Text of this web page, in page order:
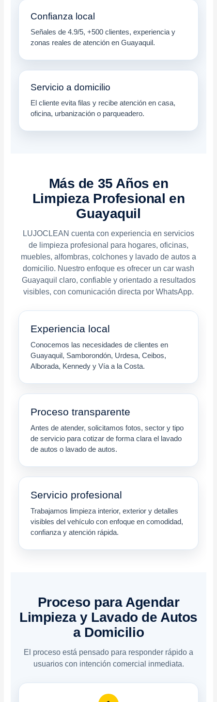
Confianza local
Señales de 4.9/5, +500 clientes, experiencia y
zonas reales de atención en Guayaquil.
Servicio a domicilio
El cliente evita filas y recibe atención en casa,
oficina, urbanización o parqueadero.
Más de 35 Años en
Limpieza Profesional en
Guayaquil
LUJOCLEAN cuenta con experiencia en servicios
de limpieza profesional para hogares, oficinas,
muebles, alfombras, colchones y lavado de autos a
domicilio. Nuestro enfoque es ofrecer un car wash
Guayaquil claro, confiable y orientado a resultados
visibles, con comunicación directa por WhatsApp.
Experiencia local
Conocemos las necesidades de clientes en
Guayaquil, Samborondón, Urdesa, Ceibos,
Alborada, Kennedy y Vía a la Costa.
Proceso transparente
Antes de atender, solicitamos fotos, sector y tipo
de servicio para cotizar de forma clara el lavado
de autos o lavado de autos.
Servicio profesional
Trabajamos limpieza interior, exterior y detalles
visibles del vehículo con enfoque en comodidad,
confianza y atención rápida.
Proceso para Agendar
Limpieza y Lavado de Autos
a Domicilio
El proceso está pensado para responder rápido a
usuarios con intención comercial inmediata.